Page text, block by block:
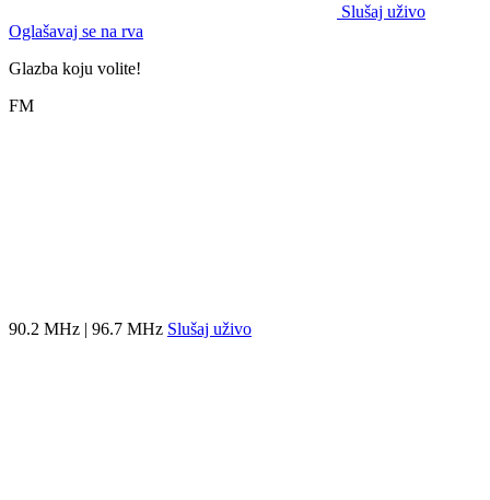
Slušaj uživo
Oglašavaj se na rva
Glazba koju volite!
FM
90.2 MHz | 96.7 MHz Slušaj uživo